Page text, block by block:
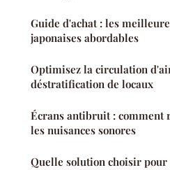
Guide d'achat : les
japonaises abordables
Optimisez la circulation
déstratification de locaux
Écrans antibruit : comment
les nuisances sonores
Quelle solution choisir